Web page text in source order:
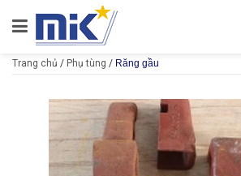
Trang chủ / Phụ tùng / Răng gầu